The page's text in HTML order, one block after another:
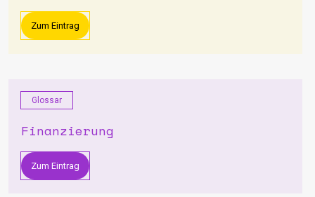
Zum Eintrag
Glossar
Finanzierung
Zum Eintrag